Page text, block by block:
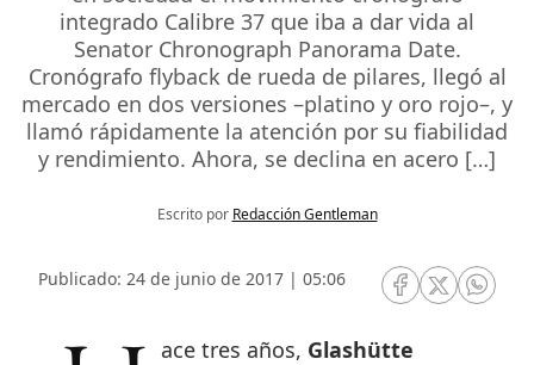
integrado Calibre 37 que iba a dar vida al
Senator Chronograph Panorama Date.
Cronógrafo flyback de rueda de pilares, llegó al
mercado en dos versiones –platino y oro rojo–, y
llamó rápidamente la atención por su fiabilidad
y rendimiento. Ahora, se declina en acero […]
Escrito por Redacción Gentleman
Publicado: 24 de junio de 2017 | 05:06
RRSS Facebook
RRSSRRSS
Hace tres años, Glashütte